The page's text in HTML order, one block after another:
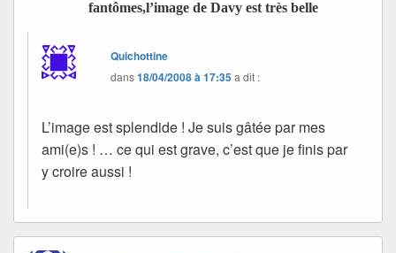
fantômes,l’image de Davy est très belle
Quichottine
dans18/04/2008 à 17:35a dit :
L’image est splendide ! Je suis gâtée par mes
ami(e)s ! … ce qui est grave, c’est que je finis par
y croire aussi !